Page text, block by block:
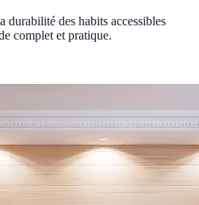
durabilité des habits accessibles
complet et pratique.